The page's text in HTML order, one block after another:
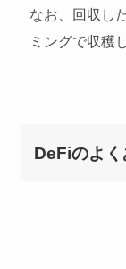
なお、回収し
ミングで収穫
DeFiのよく